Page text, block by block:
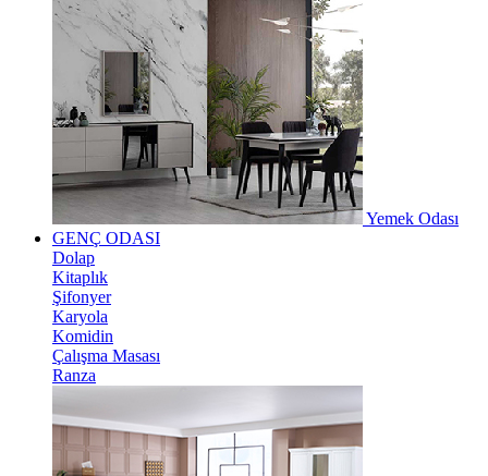
Yemek Odası
GENÇ ODASI
Dolap
Kitaplık
Şifonyer
Karyola
Komidin
Çalışma Masası
Ranza